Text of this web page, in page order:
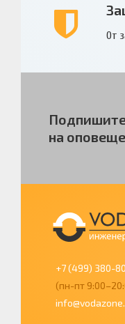
От
на
+7 (499) 380-
(пн-пт